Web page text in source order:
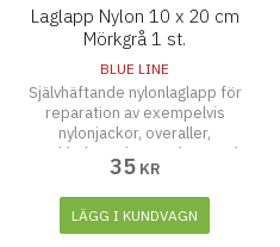
Laglapp Nylon 10 x 20 cm
Mörkgrå 1 st.
BLUE LINE
Självhäftande nylonlaglapp för
reparation av exempelvis
nylonjackor, overaller,
regnkläder och paraplyer. Tänk
på att rengöra och torka ytan
noggrant innan laglappen
fästes. Tvättbar upp till 30
grader
35 KR
LÄGG I KUNDVAGN